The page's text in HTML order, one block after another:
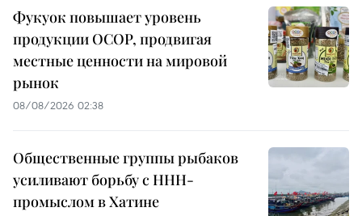
Фукуок повышает уровень
продукции OCOP, продвигая
местные ценности на мировой
рынок
08/08/2026 02:38
Общественные группы рыбаков
усиливают борьбу с ННН-
промыслом в Хатине